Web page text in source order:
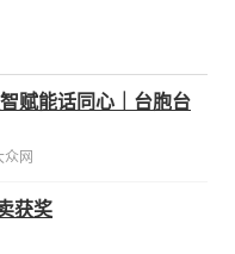
赋能话同心｜台胞台
众网
获奖